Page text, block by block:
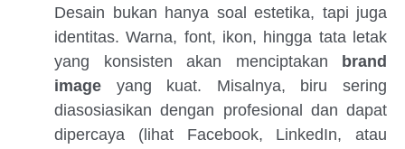
Desain bukan hanya soal estetika, tapi juga
identitas. Warna, font, ikon, hingga tata letak
yang konsisten akan menciptakan
brand
image yang kuat. Misalnya, biru sering
diasosiasikan dengan profesional dan dapat
dipercaya (lihat Facebook, LinkedIn, atau